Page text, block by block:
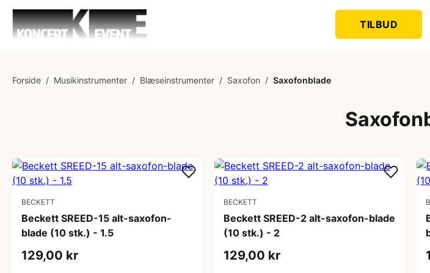
TILBUD
Forside / Musikinstrumenter / Blæseinstrumenter / Saxofon / Saxofonblade
BECKETT
Beckett SREED-15 alt-saxofon-
blade (10 stk.) - 1.5
129,00 kr
BECKETT
Beckett SREED-2 alt-saxofon-blade
(10 stk.) - 2
129,00 kr